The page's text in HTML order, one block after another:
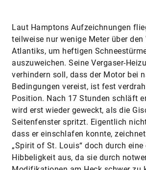
Laut Hamptons Aufzeichnungen
teilweise nur wenige Meter über den
Atlantiks, um heftigen
auszuweichen. Seine Vergaser-
verhindern soll, dass der Motor bei
Bedingungen vereist, ist fest
Position. Nach 17 Stunden schläft
wird erst wieder geweckt, als die
Seitenfenster spritzt. Eigentlich
dass er einschlafen konnte,
„Spirit of St. Louis“ doch durch eine
Hibbeligkeit aus, da sie durch